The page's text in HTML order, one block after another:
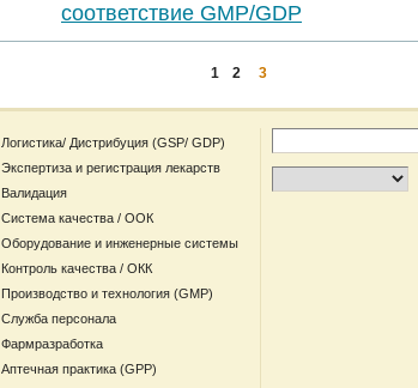
соответствие GMP/GDP
1 2 3
Логистика/ Дистрибуция (GSP/ GDP)
Экспертиза и регистрация лекарств
Валидация
Система качества / ООК
Оборудование и инженерные системы
Контроль качества / ОКК
Производство и технология (GMP)
Служба персонала
Фармразработка
Аптечная практика (GPP)